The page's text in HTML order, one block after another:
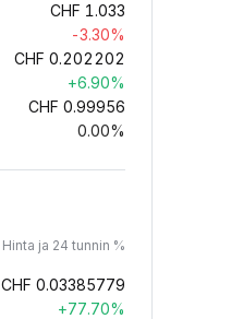
CHF 1.033
-3.30%
CHF 0.202202
+6.90%
CHF 0.99956
0.00%
Hinta ja 24 tunnin %
CHF 0.03385779
+77.70%